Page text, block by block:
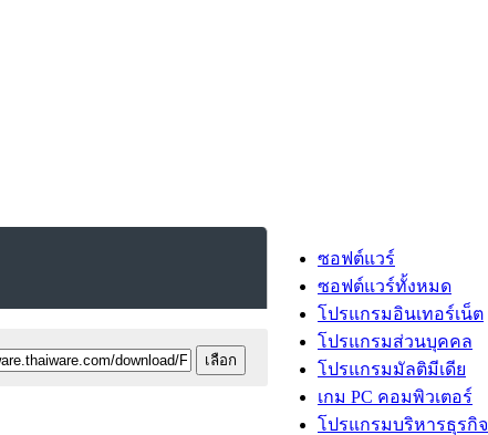
ซอฟต์แวร์
ซอฟต์แวร์ทั้งหมด
โปรแกรมอินเทอร์เน็ต
โปรแกรมส่วนบุคคล
โปรแกรมมัลติมีเดีย
เกม PC คอมพิวเตอร์
โปรแกรมบริหารธุรกิจ